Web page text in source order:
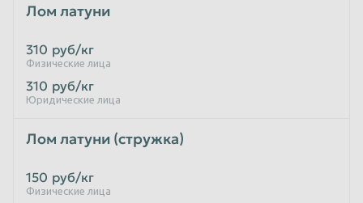
Лом латуни
Физические лица
310 руб/кг
Юридические лица
310 руб/кг
Лом латуни (стружка)
Физические лица
150 руб/кг